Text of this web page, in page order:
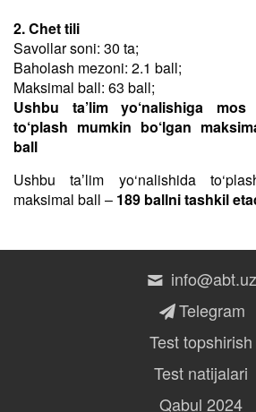
2. Chet tili
Savollar soni: 30 ta;
Baholash mezoni: 2.1 ball;
Maksimal ball: 63 ball;
Ushbu ta’lim yo‘nalishiga mos
to‘plash mumkin bo‘lgan
ball
Ushbu taʼlim yo‘nalishida
maksimal ball – 189 ballni tashkil
info@abt.uz
Telegram
Test topshirish
Test natijalari
Qabul 2024